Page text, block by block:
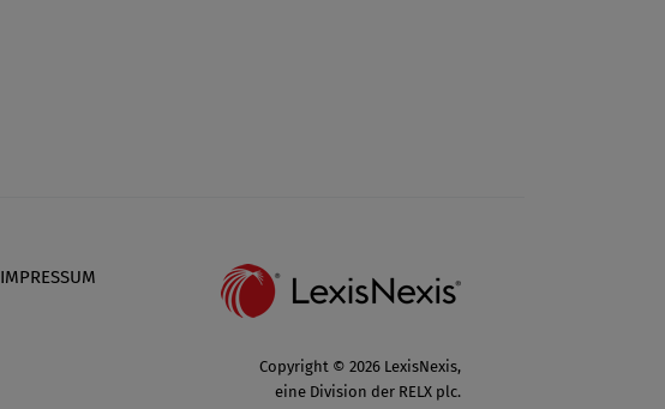
IMPRESSUM
Copyright © 2026 LexisNexis,
eine Division der RELX plc.